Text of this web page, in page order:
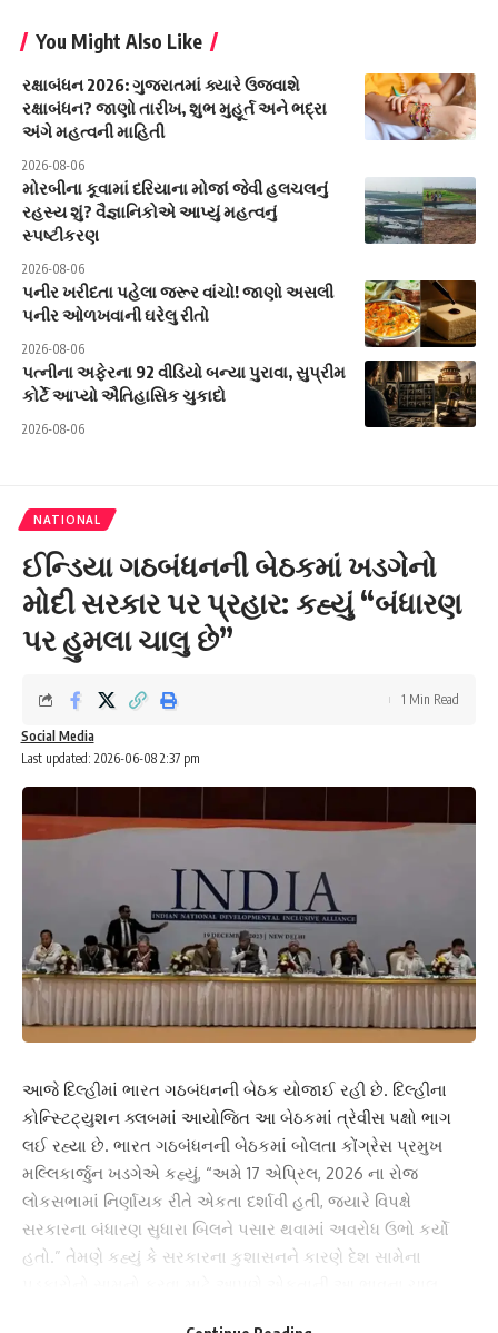
You Might Also Like
રક્ષાબંધન 2026: ગુજરાતમાં ક્યારે ઉજવાશે
રક્ષાબંધન? જાણો તારીખ, શુભ મુહૂર્ત અને ભદ્રા
અંગે મહત્વની માહિતી
2026-08-06
મોરબીના કૂવામાં દરિયાના મોજાં જેવી હલચલનું
રહસ્ય શું? વૈજ્ઞાનિકોએ આપ્યું મહત્વનું
સ્પષ્ટીકરણ
2026-08-06
પનીર ખરીદતા પહેલા જરૂર વાંચો! જાણો અસલી
પનીર ઓળખવાની ઘરેલુ રીતો
2026-08-06
પત્નીના અફેરના 92 વીડિયો બન્યા પુરાવા, સુપ્રીમ
કોર્ટે આપ્યો ઐતિહાસિક ચુકાદો
2026-08-06
NATIONAL
ઈન્ડિયા ગઠબંધનની બેઠકમાં ખડગેનો
મોદી સરકાર પર પ્રહાર: કહ્યું “બંધારણ
પર હુમલા ચાલુ છે”
Last updated: 2026-06-08 2:37 pm
Social Media
1 Min Read
આજે દિલ્હીમાં ભારત ગઠબંધનની બેઠક યોજાઈ રહી છે. દિલ્હીના
કોન્સ્ટિટ્યુશન ક્લબમાં આયોજિત આ બેઠકમાં ત્રેવીસ પક્ષો ભાગ
લઈ રહ્યા છે. ભારત ગઠબંધનની બેઠકમાં બોલતા કોંગ્રેસ પ્રમુખ
મલ્લિકાર્જુન ખડગેએ કહ્યું, “અમે 17 એપ્રિલ, 2026 ના રોજ
લોકસભામાં નિર્ણાયક રીતે એકતા દર્શાવી હતી, જ્યારે વિપક્ષે
સરકારના બંધારણ સુધારા બિલને પસાર થવામાં અવરોધ ઉભો કર્યો
હતો.” તેમણે કહ્યું કે સરકારના કુશાસનને કારણે દેશ સામેના